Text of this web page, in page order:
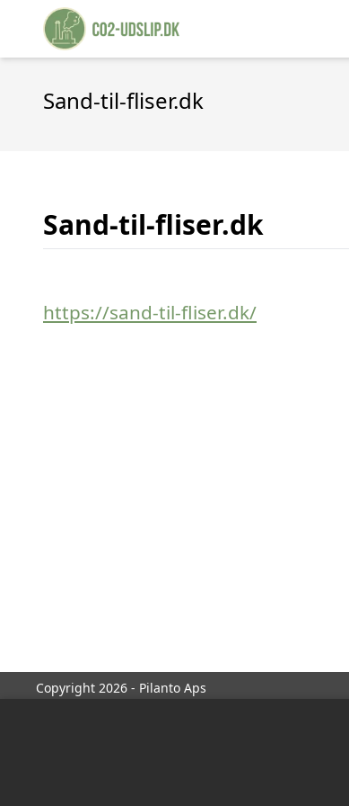
Sand-til-fliser.dk
Sand-til-fliser.dk
https://sand-til-fliser.dk/
Copyright 2026 - Pilanto Aps